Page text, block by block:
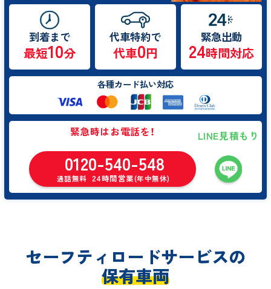
到着まで
最短10分
代車特約で
代車0円
緊急出動
24時間対応
各種カード払い対応
緊急時はお電話を！
0120-540-548
通話無料 24時間営業(年中無休)
LINE見積もり
セーフティロードサービスの
保有車両